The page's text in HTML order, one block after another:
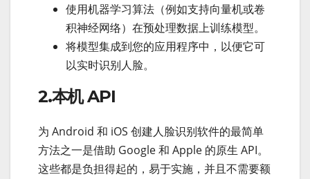
使用机器学习算法（例如支持向量机或卷
积神经网络）在预处理数据上训练模型。
将模型集成到您的应用程序中，以便它可
以实时识别人脸。
2.本机 API
为 Android 和 iOS 创建人脸识别软件的最简单
方法之一是借助 Google 和 Apple 的原生 API。
这些都是负担得起的，易于实施，并且不需要额